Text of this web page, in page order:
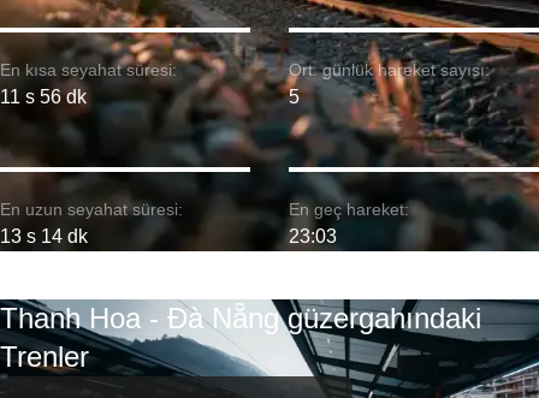
En kısa seyahat süresi:
11 s 56 dk
En uzun seyahat süresi:
13 s 14 dk
Ort. günlük hareket sayısı:
5
En geç hareket:
23:03
Thanh Hoa - Đà Nẵng güzergahındaki
Trenler